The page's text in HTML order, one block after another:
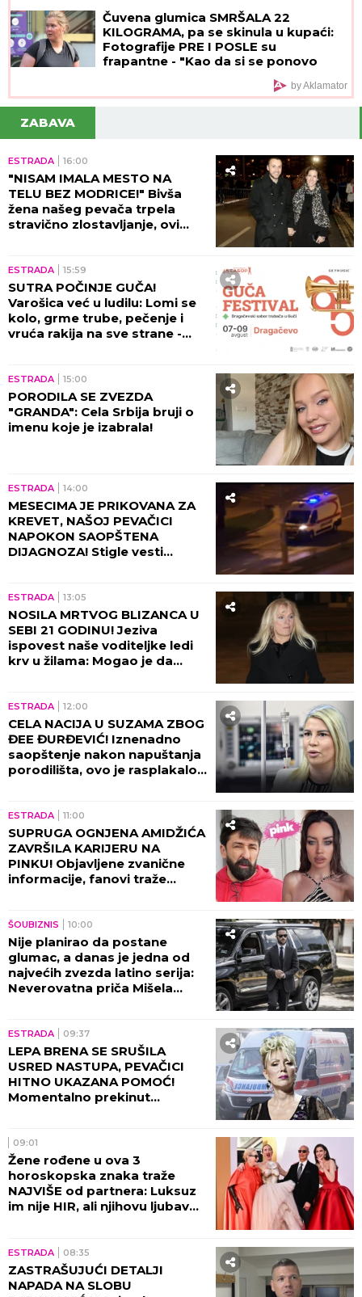
Čuvena glumica SMRŠALA 22
KILOGRAMA, pa se skinula u kupaći:
Fotografije PRE I POSLE su
frapantne - "Kao da si se ponovo
by Aklamator
ZABAVA
ESTRADA 16:00
"NISAM IMALA MESTO NA
TELU BEZ MODRICE!" Bivša
žena našeg pevača trpela
stravično zlostavljanje, ovi
ESTRADA 15:59
SUTRA POČINJE GUČA!
Varošica već u ludilu: Lomi se
kolo, grme trube, pečenje i
vruća rakija na sve strane -
ESTRADA 15:00
PORODILA SE ZVEZDA
"GRANDA": Cela Srbija bruji o
imenu koje je izabrala!
ESTRADA 14:00
MESECIMA JE PRIKOVANA ZA
KREVET, NAŠOJ PEVAČICI
NAPOKON SAOPŠTENA
DIJAGNOZA! Stigle vesti
ESTRADA 13:05
NOSILA MRTVOG BLIZANCA U
SEBI 21 GODINU! Jeziva
ispovest naše voditeljke ledi
krv u žilama: Mogao je da
ESTRADA 12:00
CELA NACIJA U SUZAMA ZBOG
ĐEE ĐURĐEVIĆ! Iznenadno
saopštenje nakon napuštanja
porodilišta, ovo je rasplakalo
ESTRADA 11:00
SUPRUGA OGNJENA AMIDŽIĆA
ZAVRŠILA KARIJERU NA
PINKU! Objavljene zvanične
informacije, fanovi traže
ŠOUBIZNIS 10:00
Nije planirao da postane
glumac, a danas je jedna od
najvećih zvezda latino serija:
Neverovatna priča Mišela
ESTRADA 09:37
LEPA BRENA SE SRUŠILA
USRED NASTUPA, PEVAČICI
HITNO UKAZANA POMOĆ!
Momentalno prekinut
09:01
Žene rođene u ova 3
horoskopska znaka traže
NAJVIŠE od partnera: Luksuz
im nije HIR, ali njihovu ljubav
ESTRADA 08:35
ZASTRAŠUJUĆI DETALJI
NAPADA NA SLOBU